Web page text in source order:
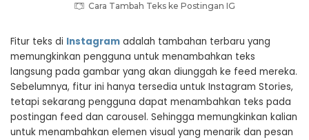
Cara Tambah Teks ke Postingan IG
Fitur teks di Instagram adalah tambahan terbaru yang
memungkinkan pengguna untuk menambahkan teks
langsung pada gambar yang akan diunggah ke feed mereka.
Sebelumnya, fitur ini hanya tersedia untuk Instagram Stories,
tetapi sekarang pengguna dapat menambahkan teks pada
postingan feed dan carousel. Sehingga memungkinkan kalian
untuk menambahkan elemen visual yang menarik dan pesan